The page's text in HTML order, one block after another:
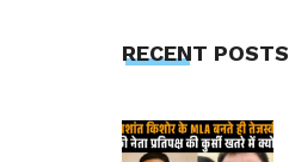
RECENT POSTS